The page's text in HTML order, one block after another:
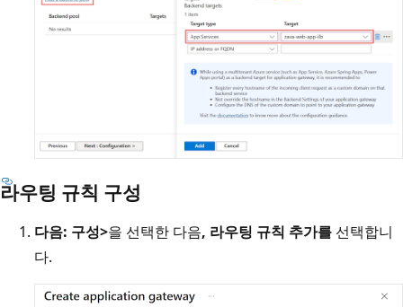
라우팅 규칙 구성
다음: 구성>을 선택한 다음, 라우팅 규칙 추가를 선택합니
다.